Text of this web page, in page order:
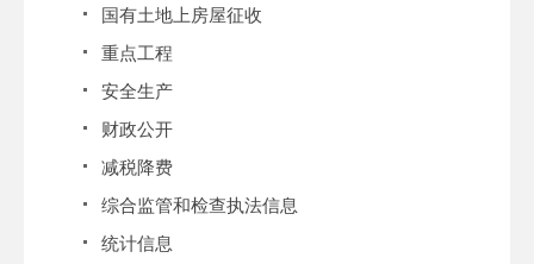
国有土地上房屋征收
重点工程
安全生产
财政公开
减税降费
综合监管和检查执法信息
统计信息